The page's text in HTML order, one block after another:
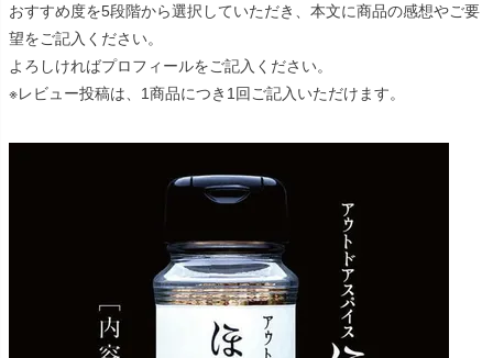
おすすめ度を5段階から選択していただき、本文に商品の感想やご要
望をご記入ください。
よろしければプロフィールをご記入ください。
※レビュー投稿は、1商品につき1回ご記入いただけます。